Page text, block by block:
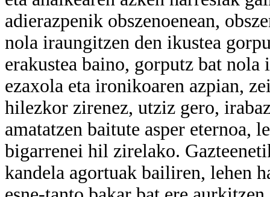
adierazpenik obszenoenean,
nola iraungitzen den ikustea
erakustea baino, gorputz bat
ezaxola eta ironikoaren azpian,
hilezkor zirenez, utziz gero,
amatatzen baitute asper eternoa,
bigarrenei hil zirelako.
kandela agortuak bailiren, lehen